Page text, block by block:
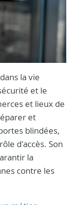
la vie
et le
et lieux de
et
blindées,
d'accès. Son
la
contre les